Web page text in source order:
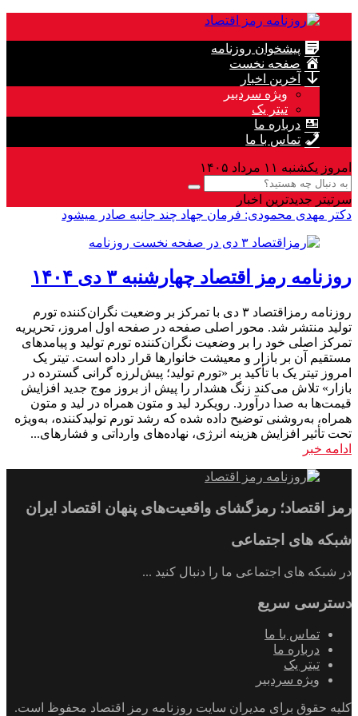
پیشخوان روزنامه
صفحه نخست
آخرین اخبار
ویژه سردبیر
تیتر یک
درباره ما
تماس با ما
امروز یکشنبه ۱۱ مرداد ۱۴۰۵
سرتیتر جدیدترین اخبار
دکتر مهدى محمودى: فرمان جهاد چند جانبه صادر میشود
روزنامه رمز اقتصاد چهارشنبه ۳ دی ۱۴۰۴
روزنامه رمزاقتصاد ۳ دی با تمرکز بر وضعیت نگران‌کننده تورم
تولید منتشر شد. محور اصلی صفحه در صفحه اول امروز، تحریریه
تمرکز اصلی خود را بر وضعیت نگران‌کننده تورم تولید و پیامدهای
مستقیم آن بر بازار و معیشت خانوارها قرار داده است. تیتر یک
امروز تیتر یک با تأکید بر «تورم تولید؛ پیش‌لرزه گرانی گسترده در
بازار» تلاش می‌کند زنگ هشدار را پیش از بروز موج جدید افزایش
قیمت‌ها به صدا درآورد. رویکرد لید و متون همراه در لید و متون
همراه، به‌روشنی توضیح داده شده که رشد تورم تولیدکننده، به‌ویژه
تحت تأثیر افزایش هزینه انرژی، نهاده‌های وارداتی و فشارهای...
ادامه خبر
رمز اقتصاد؛ رمزگشای واقعیت‌های پنهان اقتصاد ایران
شبکه های اجتماعی
در شبکه های اجتماعی ما را دنبال کنید ...
دسترسی سریع
تماس با ما
درباره ما
تیتر یک
ویژه سردبیر
کلیه حقوق برای مدیران سایت روزنامه رمز اقتصاد محفوظ است.